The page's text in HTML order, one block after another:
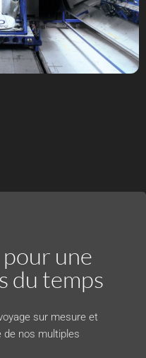
une
du temps
sur mesure et
de nos multiples